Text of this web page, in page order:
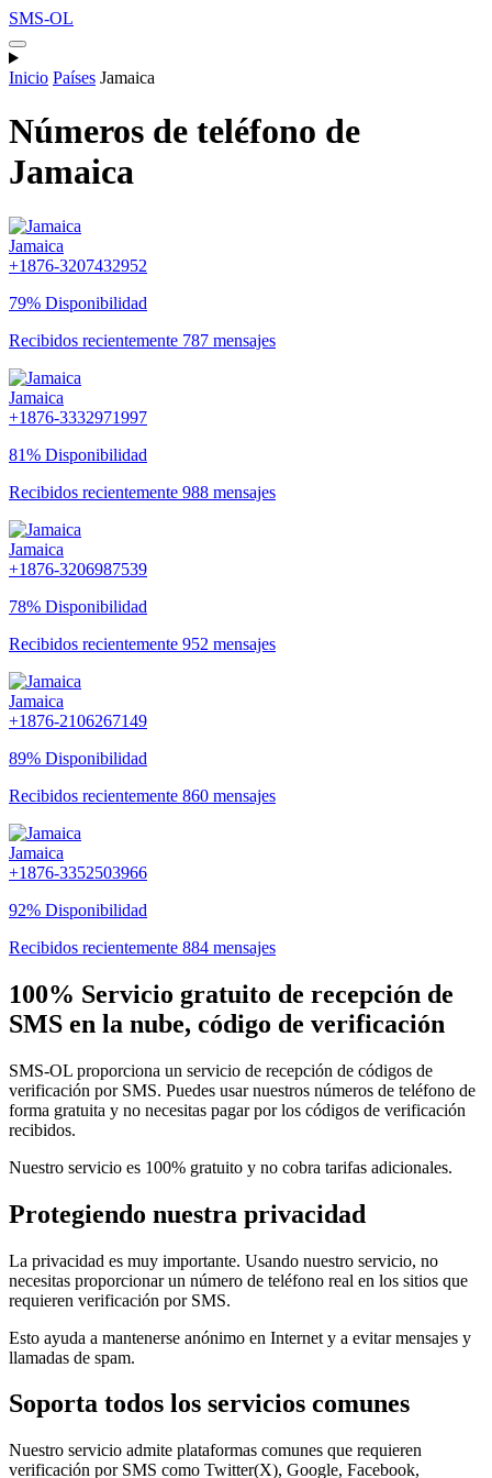
SMS-OL
Inicio Países Jamaica
Números de teléfono de
Jamaica
Jamaica
+1876-3207432952
79% Disponibilidad
Recibidos recientemente 787 mensajes
Jamaica
+1876-3332971997
81% Disponibilidad
Recibidos recientemente 988 mensajes
Jamaica
+1876-3206987539
78% Disponibilidad
Recibidos recientemente 952 mensajes
Jamaica
+1876-2106267149
89% Disponibilidad
Recibidos recientemente 860 mensajes
Jamaica
+1876-3352503966
92% Disponibilidad
Recibidos recientemente 884 mensajes
100% Servicio gratuito de recepción de
SMS en la nube, código de verificación
SMS-OL proporciona un servicio de recepción de códigos de
verificación por SMS. Puedes usar nuestros números de teléfono de
forma gratuita y no necesitas pagar por los códigos de verificación
recibidos.
Nuestro servicio es 100% gratuito y no cobra tarifas adicionales.
Protegiendo nuestra privacidad
La privacidad es muy importante. Usando nuestro servicio, no
necesitas proporcionar un número de teléfono real en los sitios que
requieren verificación por SMS.
Esto ayuda a mantenerse anónimo en Internet y a evitar mensajes y
llamadas de spam.
Soporta todos los servicios comunes
Nuestro servicio admite plataformas comunes que requieren
verificación por SMS como Twitter(X), Google, Facebook,